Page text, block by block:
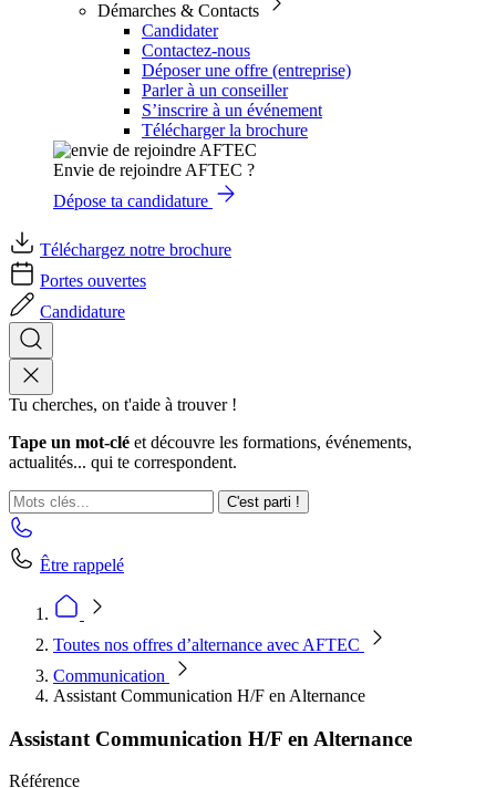
Démarches & Contacts
Candidater
Contactez-nous
Déposer une offre (entreprise)
Parler à un conseiller
S’inscrire à un événement
Télécharger la brochure
Envie de rejoindre AFTEC ?
Dépose ta candidature
Téléchargez notre brochure
Portes ouvertes
Candidature
Tu cherches, on t'aide à trouver !
Tape un mot-clé et découvre les formations, événements,
actualités... qui te correspondent.
C'est parti !
Être rappelé
Toutes nos offres d’alternance avec AFTEC
Communication
Assistant Communication H/F en Alternance
Assistant Communication H/F en Alternance
Référence